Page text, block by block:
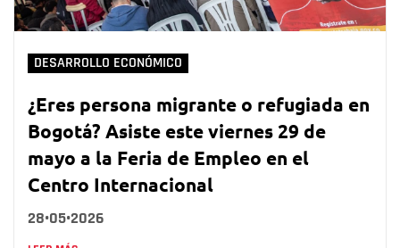
DESARROLLO ECONÓMICO
¿Eres persona migrante o refugiada en
Bogotá? Asiste este viernes 29 de
mayo a la Feria de Empleo en el
Centro Internacional
28•05•2026